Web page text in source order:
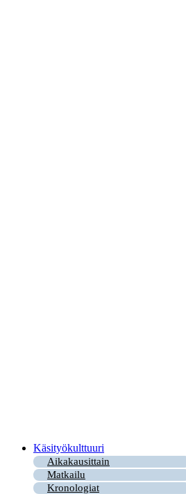
Käsityökulttuuri
Aikakausittain
Matkailu
Kronologiat